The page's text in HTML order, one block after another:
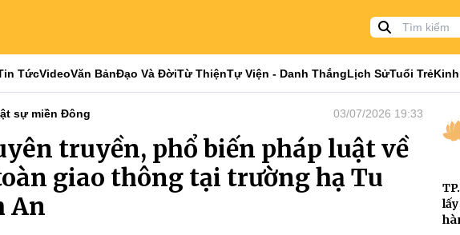
TứcVideoVăn BảnĐạo Và ĐờiTừ ThiệnTự Viện - Danh ThắngLịch SửTuổi Trẻ
sự miền Đông 03/07/2026 19:33
truyền, phổ biến pháp luật về
giao thông tại trường hạ Tu
An